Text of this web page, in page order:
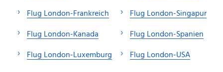
Flug London-Frankreich
Flug London-Kanada
Flug London-Luxemburg
Flug London-Singapur
Flug London-Spanien
Flug London-USA